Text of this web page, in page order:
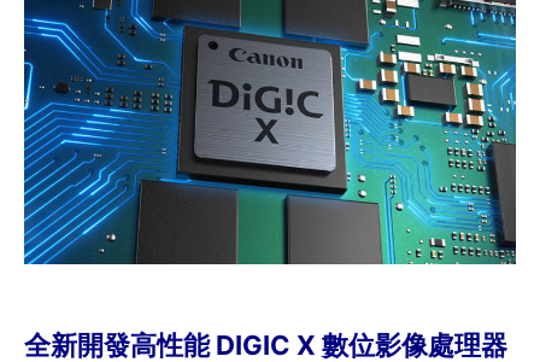
全新開發高性能 DIGIC X 數位影像處理器